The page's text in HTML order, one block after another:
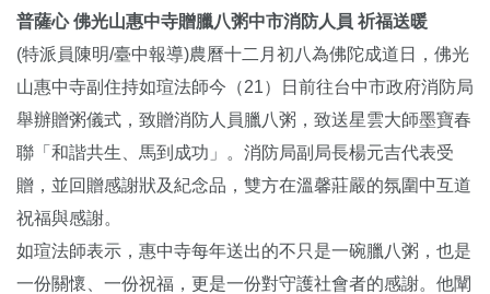
普薩心 佛光山惠中寺贈臘八粥中市消防人員 祈福送暖
(特派員陳明/臺中報導)農曆十二月初八為佛陀成道日，佛光
山惠中寺副住持如瑄法師今（21）日前往台中市政府消防局
舉辦贈粥儀式，致贈消防人員臘八粥，致送星雲大師墨寶春
聯「和諧共生、馬到成功」。消防局副局長楊元吉代表受
贈，並回贈感謝狀及紀念品，雙方在溫馨莊嚴的氛圍中互道
祝福與感謝。
如瑄法師表示，惠中寺每年送出的不只是一碗臘八粥，也是
一份關懷、一份祝福，更是一份對守護社會者的感謝。他闡